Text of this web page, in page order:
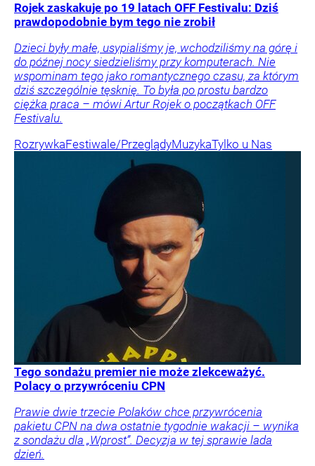
Rojek zaskakuje po 19 latach OFF Festivalu: Dziś
prawdopodobnie bym tego nie zrobił
Dzieci były małe, usypialiśmy je, wchodziliśmy na górę i
do późnej nocy siedzieliśmy przy komputerach. Nie
wspominam tego jako romantycznego czasu, za którym
dziś szczególnie tęsknię. To była po prostu bardzo
ciężka praca – mówi Artur Rojek o początkach OFF
Festivalu.
RozrywkaFestiwale/PrzeglądyMuzykaTylko u Nas
Tego sondażu premier nie może zlekceważyć.
Polacy o przywróceniu CPN
Prawie dwie trzecie Polaków chce przywrócenia
pakietu CPN na dwa ostatnie tygodnie wakacji – wynika
z sondażu dla „Wprost”. Decyzja w tej sprawie lada
dzień.